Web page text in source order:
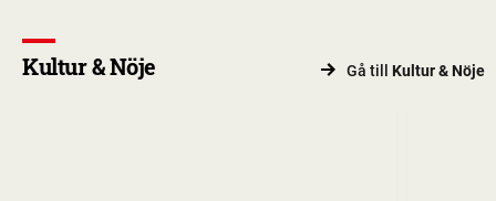
Kultur & Nöje Gå till Kultur & Nöje